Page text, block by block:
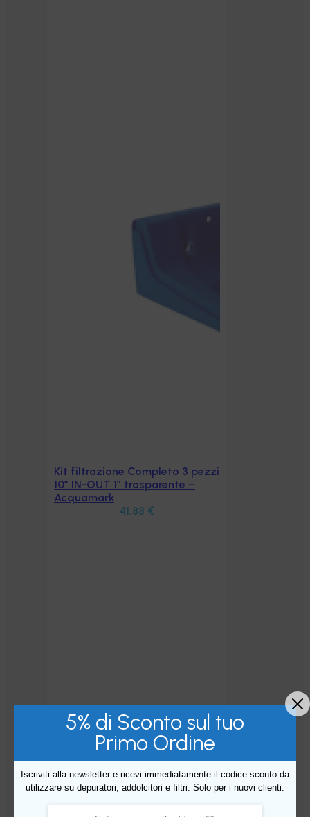
Aggiungi al carrello
Kit filtrazione Completo 3 pezzi
10″ IN-OUT 1″ trasparente –
Acquamark
41,88 €
5% di Sconto sul tuo
Primo Ordine
Iscriviti alla newsletter e ricevi immediatamente il codice sconto da
utilizzare su depuratori, addolcitori e filtri. Solo per i nuovi clienti.